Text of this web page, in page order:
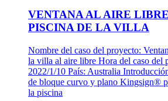
VENTANA AL AIRE
PISCINA DE LA VILLA
Nombre del caso del proyecto:
la villa al aire libre Hora del caso del
2022/1/10 País: Australia
de bloque curvo y plano Kingsign®
la piscina